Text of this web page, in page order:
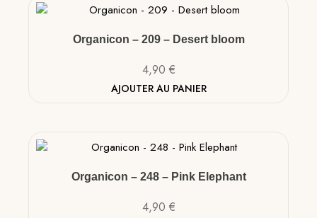
Organicon – 209 – Desert bloom
4,90 €
AJOUTER AU PANIER
Organicon – 248 – Pink Elephant
4,90 €